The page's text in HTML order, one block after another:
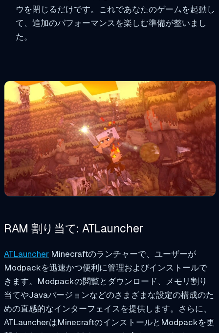
ウを閉じるだけです。これであなたのゲームを起動し
て、追加のパフォーマンスを楽しむ準備が整いまし
た。
RAM 割り当て: ATLauncher
ATLauncher Minecraftのランチャーで、ユーザーが
Modpackを迅速かつ便利に管理およびインストールで
きます。Modpackの閲覧とダウンロード、メモリ割り
当てやJavaバージョンなどのさまざまな設定の構成のた
めの直感的なインターフェイスを提供します。さらに、
ATLauncherはMinecraftのインストールとModpackを更